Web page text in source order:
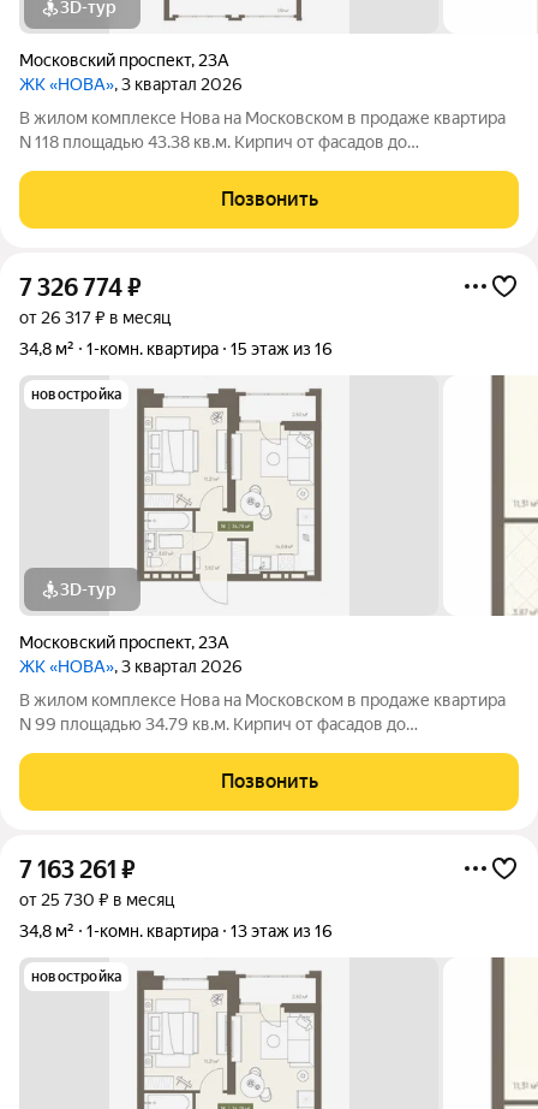
3D-тур
Московский проспект, 23А
ЖК «НОВА», 3 квартал 2026
В жилом комплексе Нова на Московском в продаже квартира
N 118 площадью 43.38 кв.м. Кирпич от фасадов до
остекленная лоджия. Квартира сдается в отделке white box. 17-
этажный дом, с последних этажей
Позвонить
7 326 774₽
от 26 317 ₽ в месяц
34,8 м²
1-комн. квартира 15 этаж из 16
новостройка
3D-тур
Московский проспект, 23А
ЖК «НОВА», 3 квартал 2026
В жилом комплексе Нова на Московском в продаже квартира
N 99 площадью 34.79 кв.м. Кирпич от фасадов до
остекленная лоджия. Квартира сдается в отделке white box. 17-
этажный дом, с последних этажей
Позвонить
7 163 261 ₽
от 25 730 ₽ в месяц
34,8 м²
1-комн. квартира 13 этаж из 16
новостройка